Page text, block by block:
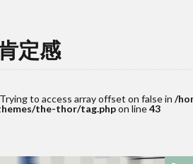
定感
to access array offset on false in /
the-thor/tag.phpon line43